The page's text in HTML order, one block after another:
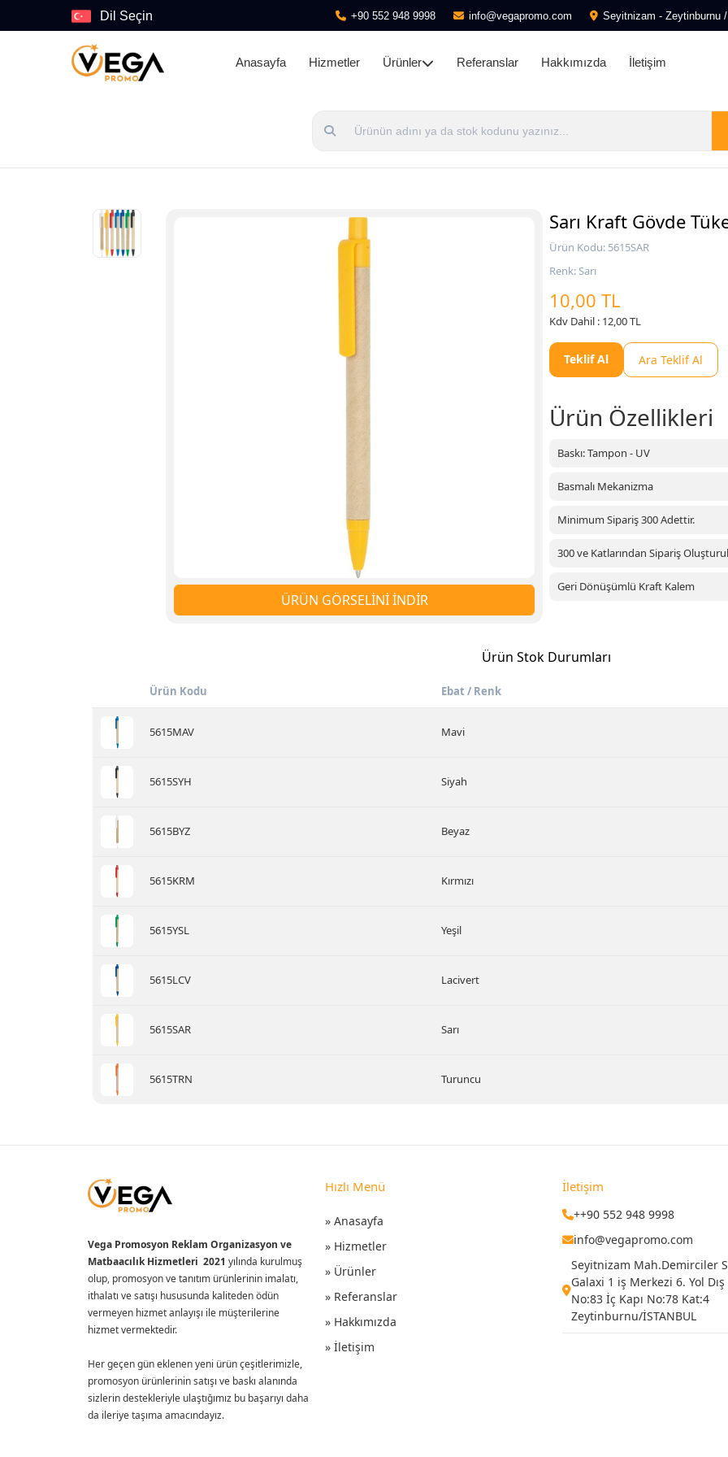
Dil Seçin +90 552 948 9998 info@vegapromo.com Seyitnizam - Zeytinburnu
Anasayfa Hizmetler Ürünler Referanslar Hakkımızda İletişim
ÜRÜN GÖRSELİNİ İNDİR
Sarı Kraft Gövde
Ürün Kodu: 5615SAR
Renk: Sarı
10,00 TL
Kdv Dahil : 12,00 TL
Teklif Al Ara Teklif Al
Ürün Özellikleri
Baskı: Tampon - UV
Basmalı Mekanizma
Minimum Sipariş 300 Adettir.
300 ve Katlarından Sipariş
Geri Dönüşümlü Kraft Kalem
Ürün Stok Durumları
Ürün Kodu Ebat / Renk
5615MAV Mavi
5615SYH Siyah
5615BYZ Beyaz
5615KRM Kırmızı
5615YSL Yeşil
5615LCV Lacivert
5615SAR Sarı
5615TRN Turuncu
Vega Promosyon Reklam Organizasyon ve
Matbaacılık Hizmetleri 2021 yılında kurulmuş
olup, promosyon ve tanıtım ürünlerinin imalatı,
ithalatı ve satışı hususunda kaliteden ödün
vermeyen hizmet anlayışı ile müşterilerine
hizmet vermektedir.
Her geçen gün eklenen yeni ürün çeşitlerimizle,
promosyon ürünlerinin satışı ve baskı alanında
sizlerin destekleriyle ulaştığımız bu başarıyı daha
da ileriye taşıma amacındayız.
Hızlı Menü
» Anasayfa
» Hizmetler
» Ürünler
» Referanslar
» Hakkımızda
» İletişim
İletişim
++90 552 948 9998
info@vegapromo.com
Seyitnizam Mah.Demirciler
Galaxi 1 iş Merkezi 6. Yol Dış
No:83 İç Kapı No:78 Kat:4
Zeytinburnu/İSTANBUL